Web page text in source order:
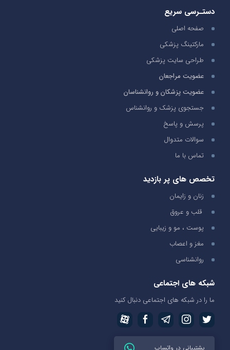
دستـرسی سریع
صفحه اصلی
مارکتینگ پزشکی
طراحی سایت پزشکی
عضویت مراجعان
عضویت پزشکان و روانشناسان
جستجوی پزشک و روانشناس
پرسش و پاسخ
سوالات متدوال
تماس با ما
تخصص های پر بازدید
زنان و زایمان
قلب و عروق
پوست ، مو و زیبایی
مغز و اعصاب
روانشناسی
شبکه های اجتماعی
ما را در شبکه های اجتماعی دنبال کنید
پشتیبانی در واتساپ